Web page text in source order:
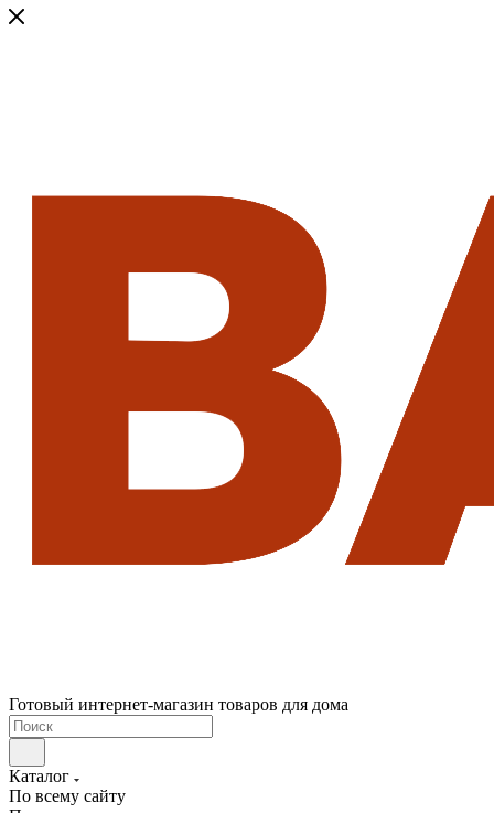
Готовый интернет-магазин товаров для дома
Каталог
По всему сайту